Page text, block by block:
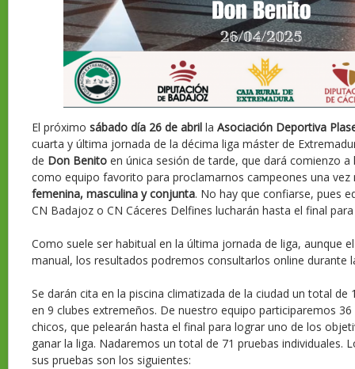
El próximo sábado día 26 de abril la Asociación Deportiva
cuarta y última jornada de la décima liga máster de
de Don Benito en única sesión de tarde, que dará comienzo
como equipo favorito para proclamarnos campeones una vez
femenina, masculina y conjunta. No hay que confiarse, pues
CN Badajoz o CN Cáceres Delfines lucharán hasta el final
Como suele ser habitual en la última jornada de liga, aunque
manual, los resultados podremos consultarlos online durante
Se darán cita en la piscina climatizada de la ciudad un total de
en 9 clubes extremeños. De nuestro equipo participaremos
chicos, que pelearán hasta el final para lograr uno de los
ganar la liga. Nadaremos un total de 71 pruebas individuales.
sus pruebas son los siguientes: